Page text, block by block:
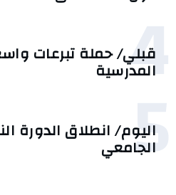
4
قبلي/ حملة تبرعات
المدرسية
5
اليوم/ انطلاق الدورة
الجامعي